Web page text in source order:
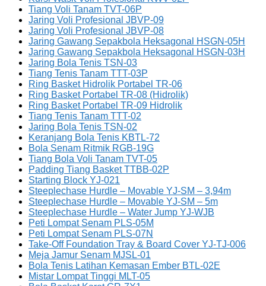
Tiang Voli Tanam TVT-06P
Jaring Voli Profesional JBVP-09
Jaring Voli Profesional JBVP-08
Jaring Gawang Sepakbola Heksagonal HSGN-05H
Jaring Gawang Sepakbola Heksagonal HSGN-03H
Jaring Bola Tenis TSN-03
Tiang Tenis Tanam TTT-03P
Ring Basket Hidrolik Portabel TR-06
Ring Basket Portabel TR-08 (Hidrolik)
Ring Basket Portabel TR-09 Hidrolik
Tiang Tenis Tanam TTT-02
Jaring Bola Tenis TSN-02
Keranjang Bola Tenis KBTL-72
Bola Senam Ritmik RGB-19G
Tiang Bola Voli Tanam TVT-05
Padding Tiang Basket TTBB-02P
Starting Block YJ-021
Steeplechase Hurdle – Movable YJ-SM – 3,94m
Steeplechase Hurdle – Movable YJ-SM – 5m
Steeplechase Hurdle – Water Jump YJ-WJB
Peti Lompat Senam PLS-05M
Peti Lompat Senam PLS-07N
Take-Off Foundation Tray & Board Cover YJ-TJ-006
Meja Jamur Senam MJSL-01
Bola Tenis Latihan Kemasan Ember BTL-02E
Mistar Lompat Tinggi MLT-05